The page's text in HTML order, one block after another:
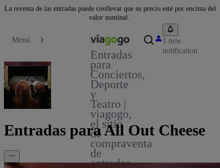
La reventa de las entradas puede conllevar que su precio esté por encima del
valor nominal.
Menú
Entradas
para
Conciertos,
Deporte
y
Teatro |
viagogo,
el sitio
de
compraventa
de
entradas
1 new
notification
Entradas para All Out Cheese